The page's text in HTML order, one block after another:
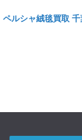
ペルシャ絨毯買取